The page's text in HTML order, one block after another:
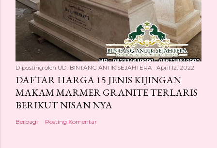
Diposting oleh UD. BINTANG ANTIK SEJAHTERA April 12, 2022
DAFTAR HARGA 15 JENIS KIJINGAN
MAKAM MARMER GRANITE TERLARIS
BERIKUT NISAN NYA
Berbagi Posting Komentar